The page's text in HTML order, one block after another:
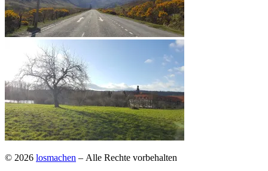
© 2026 losmachen – Alle Rechte vorbehalten